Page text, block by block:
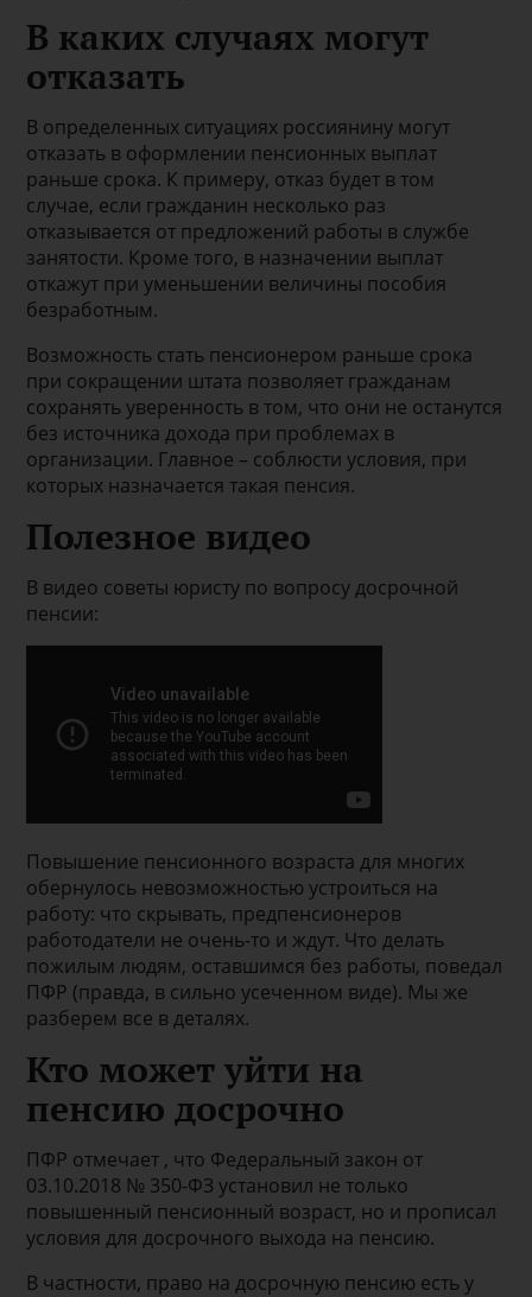
В каких случаях могут
отказать
В определенных ситуациях россиянину могут
отказать в оформлении пенсионных выплат
раньше срока. К примеру, отказ будет в том
случае, если гражданин несколько раз
отказывается от предложений работы в службе
занятости. Кроме того, в назначении выплат
откажут при уменьшении величины пособия
безработным.
Возможность стать пенсионером раньше срока
при сокращении штата позволяет гражданам
сохранять уверенность в том, что они не останутся
без источника дохода при проблемах в
организации. Главное – соблюсти условия, при
которых назначается такая пенсия.
Полезное видео
В видео советы юристу по вопросу досрочной
пенсии:
Повышение пенсионного возраста для многих
обернулось невозможностью устроиться на
работу: что скрывать, предпенсионеров
работодатели не очень-то и ждут. Что делать
пожилым людям, оставшимся без работы, поведал
ПФР (правда, в сильно усеченном виде). Мы же
разберем все в деталях.
Кто может уйти на
пенсию досрочно
ПФР отмечает , что Федеральный закон от
03.10.2018 № 350-ФЗ установил не только
повышенный пенсионный возраст, но и прописал
условия для досрочного выхода на пенсию.
В частности, право на досрочную пенсию есть у